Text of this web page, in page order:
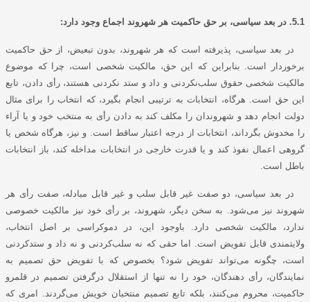
5.1. در بعد سیاسی، بر حق حاکمیت هر شهروند اجماع وجود دارد:
در بعد سیاسی، پذیرفته است که هر شهروند، بدون تبعیض، از حق حاکمیت
برخوردار است. بنابراین که این حق، مالکیت شخصی است، چرا که موضوع
مالکیت شخصی حقوق سلب‌نکردنی و داد و ستد نکردنی هستند، رأی دادن، تابع
این حق است. هرگاه، انتخابات به ترتیبی انجام بگیرد، که انتخاب را برای مثال
دولت انجام دهد و شهروندان را مکلف کند به دادن رأی به منتخب خود و یا آراء
را مخدوش بگرداند، انتخابات از درجه اعتبار ساقط است. و نیز، هرگاه شخص یا
گروهی اعمال نفوذ کند و یا قدرت خارجی در انتخابات مداخله کند، باز انتخابات
باطل است.
در بعد سیاسی، دو صفت غیر قابل سلب و غیر قابل مبادله، صفت رأی هر
شهروند نیز می‌شود. به سخن دیگر، شهروند، بر رأی خود نیز مالکیت خصوصی
ندارد، مالکیت شخصی دارد. باوجود این، در دموکراسی بر اصل
انتخاب،
ولایتمندی قابل تفویض است. اما حقی که نه سلب‌کردنی و نه داد و ستدکردنی
است، چگونه می‌تواند تفویض شود؟ بخصوص که با تفویض حق تصمیم به
نمایندگان، رأی دهندگان، خود را نه تنها از استقلال درگرفتن تصمیم در قلمرو
حاکمیت، محروم می‌کنند، بلکه تابع تصمیم منتخبان خویش می‌گردند. امری که